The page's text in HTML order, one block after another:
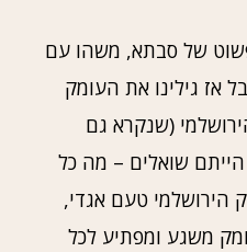
של סבתא, משהו עם
אז גילינו את העומק
(שנקרא גם
שואלים – מה כל
הירושלמי טעם אגדי,
משגע ומפתיע לכל